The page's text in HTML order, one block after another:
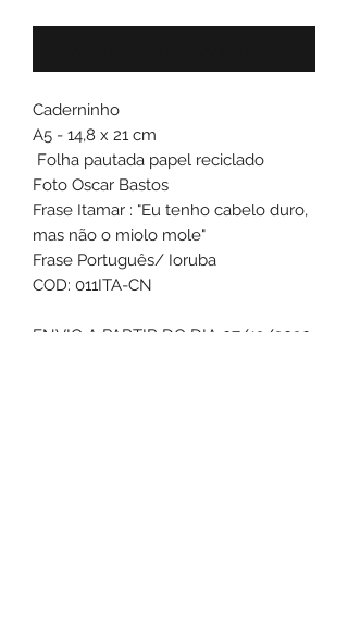
Caderninho
A5 - 14,8 x 21 cm
Folha pautada papel reciclado
Foto Oscar Bastos
Frase Itamar : "Eu tenho cabelo duro,
mas não o miolo mole"
Frase Português/ Ioruba
COD: 011ITA-CN
ENVIO A PARTIR DO DIA 07/12/2020